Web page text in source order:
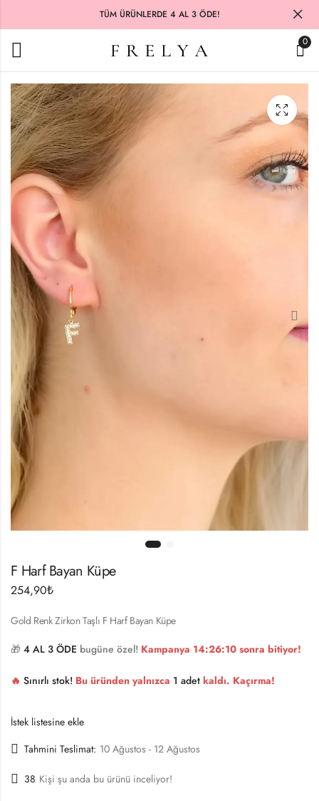
TÜM ÜRÜNLERDE 4 AL 3 ÖDE!
0
F Harf Bayan Küpe
254,90₺
Gold Renk Zirkon Taşlı F Harf Bayan Küpe
🎁 4 AL 3 ÖDE bugüne özel! Kampanya 14:26:10 sonra bitiyor!
🔥 Sınırlı stok! Bu üründen yalnızca 1 adet kaldı. Kaçırma!
İstek listesine ekle
Tahmini Teslimat: 10 Ağustos - 12 Ağustos
38 Kişi şu anda bu ürünü inceliyor!